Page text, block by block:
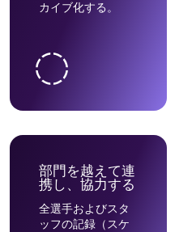
カイブ化する。
部門を越えて連
携し、協力する
全選手およびスタ
ッフの記録（スケ